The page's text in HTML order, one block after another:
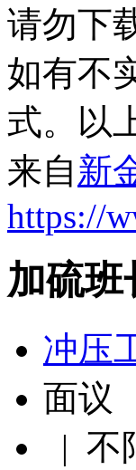
请勿下
如有不
式。以
来自新
https://
加硫班
冲压
面议
| 不